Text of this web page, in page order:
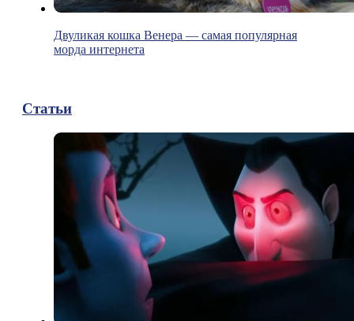
Двуликая кошка Венера — самая популярная
морда интернета
Статьи